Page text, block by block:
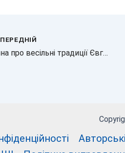
Новина про весільні традиції Євгена Клопотенка та Катерини Воскресенської